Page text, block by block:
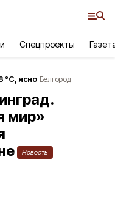
Спецпроекты
°С, ясно Белгород
мир»
Новость